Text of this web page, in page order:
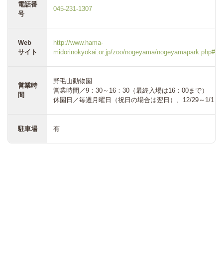
電話番
号
045-231-1307
Web
サイト
http://www.hama-
midorinokyokai.or.jp/zoo/nogeyama/nogeyamapark.php#
営業時
間
野毛山動物園
営業時間／9：30～16：30（最終入場は16：00まで）
休園日／毎週月曜日（祝日の場合は翌日）、12/29～1/1
駐車場 有